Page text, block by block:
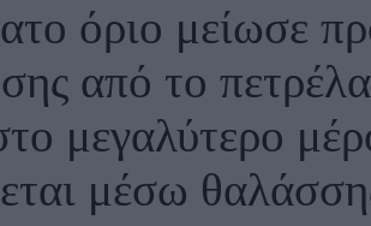
όριο μείωσε
από το
μεγαλύτερο
μέσω